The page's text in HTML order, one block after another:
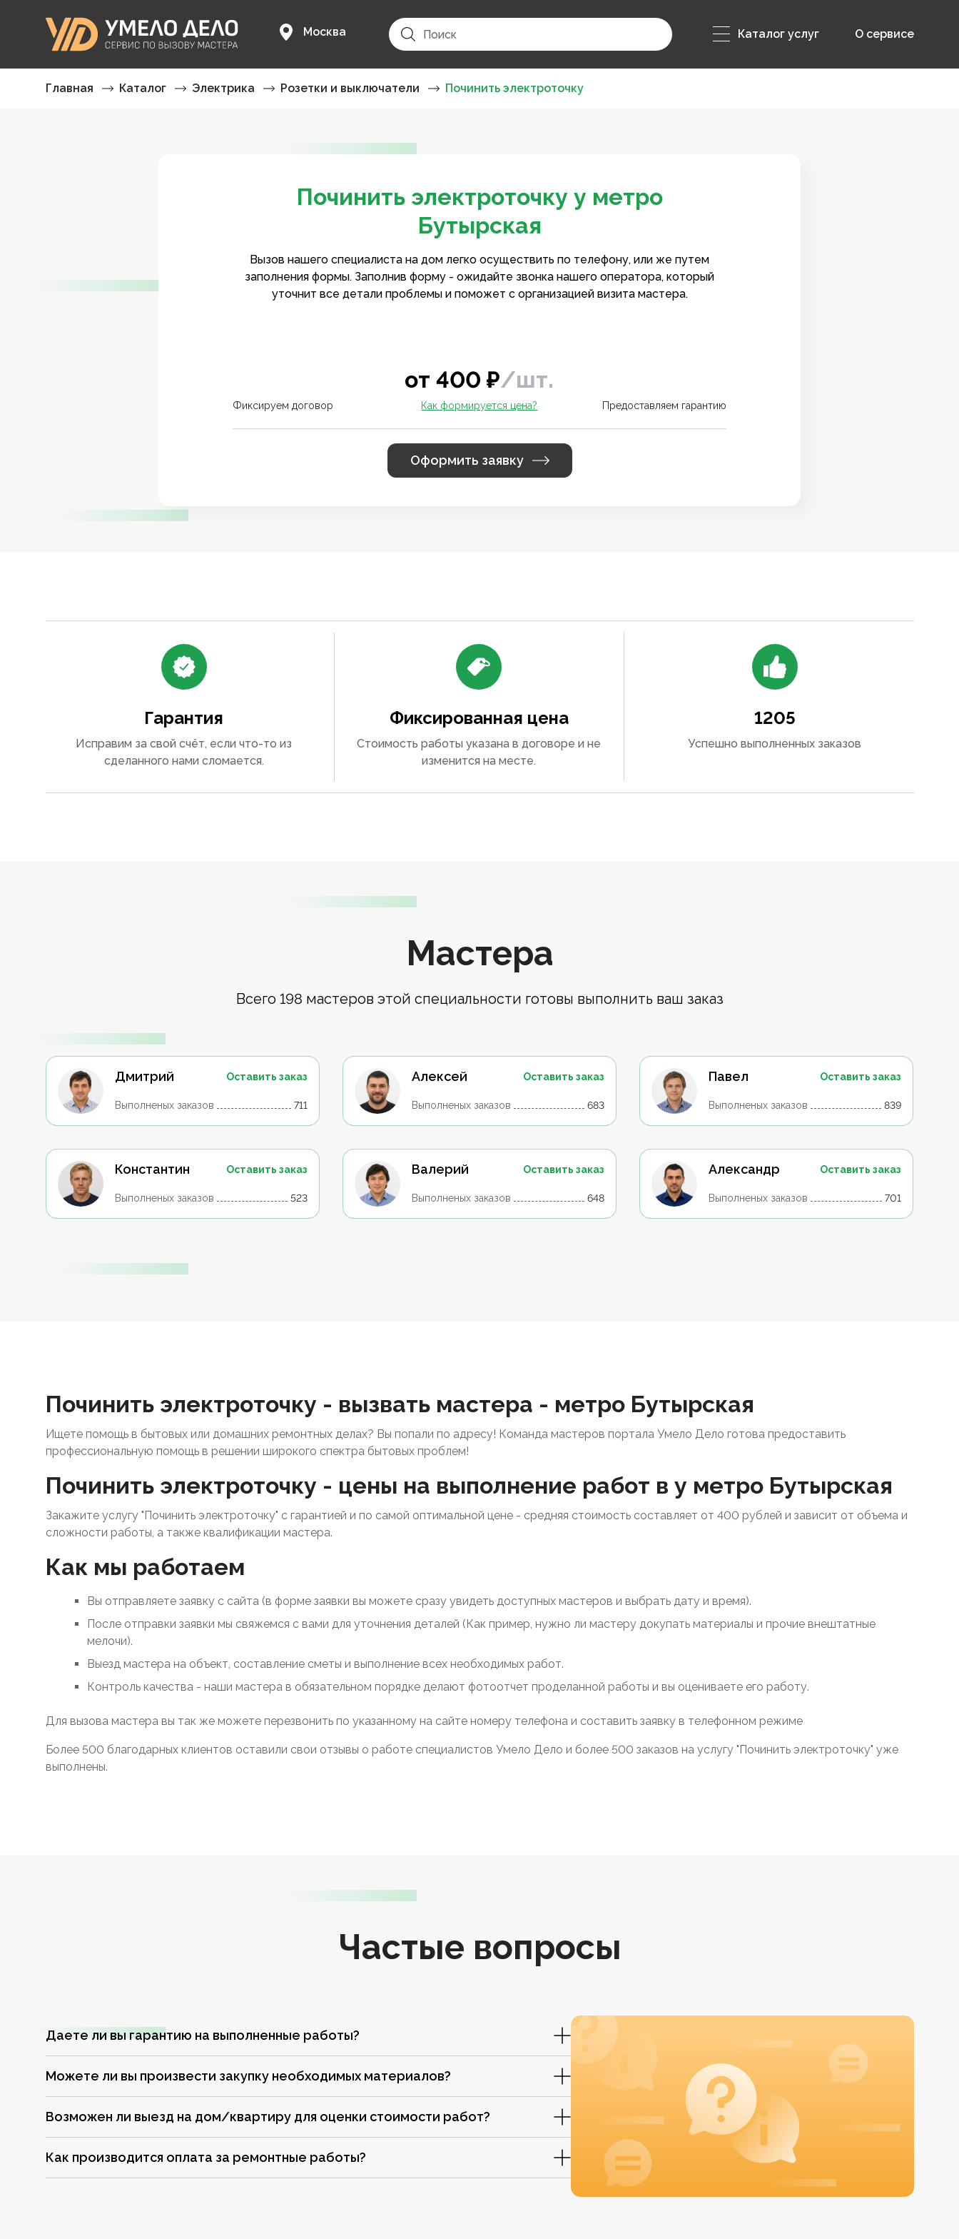
Москва Каталог услуг О сервисе
Главная Каталог Электрика Розетки и выключатели Починить электроточку
Починить электроточку у метро
Бутырская
Вызов нашего специалиста на дом легко осуществить по телефону, или же путем
заполнения формы. Заполнив форму - ожидайте звонка нашего оператора, который
уточнит все детали проблемы и поможет с организацией визита мастера.
от400 ₽/шт.
Фиксируем договор Как формируется цена? Предоставляем гарантию
Оформить заявку
Гарантия
Исправим за свой счёт, если что-то из
сделанного нами сломается.
Фиксированная цена
Стоимость работы указана в договоре и не
изменится на месте.
1205
Успешно выполненных заказов
Мастера
Всего 198 мастеров этой специальности готовы выполнить ваш заказ
Дмитрий Оставить заказ
Выполненых заказов 711
Алексей Оставить заказ
Выполненых заказов 683
Павел Оставить заказ
Выполненых заказов 839
Константин Оставить заказ
Выполненых заказов 523
Валерий Оставить заказ
Выполненых заказов 648
Александр Оставить заказ
Выполненых заказов 701
Починить электроточку - вызвать мастера - метро Бутырская
Ищете помощь в бытовых или домашних ремонтных делах? Вы попали по адресу! Команда мастеров портала Умело Дело готова предоставить
профессиональную помощь в решении широкого спектра бытовых проблем!
Починить электроточку - цены на выполнение работ в у метро Бутырская
Закажите услугу "Починить электроточку" с гарантией и по самой оптимальной цене - средняя стоимость составляет от 400 рублей и зависит от объема и
сложности работы, а также квалификации мастера.
Как мы работаем
Вы отправляете заявку с сайта (в форме заявки вы можете сразу увидеть доступных мастеров и выбрать дату и время).
После отправки заявки мы свяжемся с вами для уточнения деталей (Как пример, нужно ли мастеру докупать материалы и прочие внештатные
мелочи).
Выезд мастера на объект, составление сметы и выполнение всех необходимых работ.
Контроль качества - наши мастера в обязательном порядке делают фотоотчет проделанной работы и вы оцениваете его работу.
Для вызова мастера вы так же можете перезвонить по указанному на сайте номеру телефона и составить заявку в телефонном режиме
Более 500 благодарных клиентов оставили свои отзывы о работе специалистов Умело Дело и более 500 заказов на услугу "Починить электроточку" уже
выполнены.
Частые вопросы
Даете ли вы гарантию на выполненные работы?
Можете ли вы произвести закупку необходимых материалов?
Возможен ли выезд на дом/квартиру для оценки стоимости работ?
Как производится оплата за ремонтные работы?